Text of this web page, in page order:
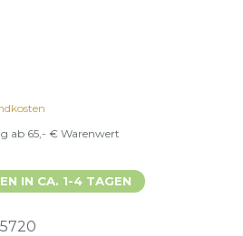
ab 65,- € Warenwert
IN CA. 1-4 TAGEN